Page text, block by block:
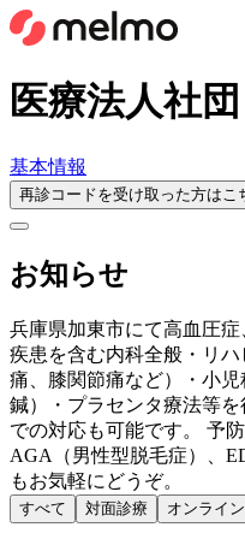
医療法人社
基本情報
再診コードを受け取った方はこ
お知らせ
兵庫県加東市にて高血圧
疾患を含む内科全般・リ
痛、膝関節痛など）・小
鍼）・プラセンタ療法等
での対応も可能です。 予
AGA（男性型脱毛症）、
もお気軽にどうぞ。
すべて 対面診療 オンライ